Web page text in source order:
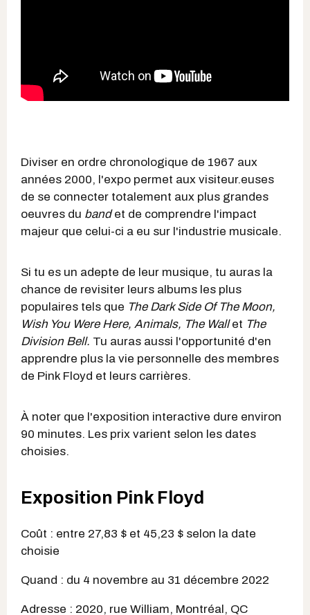
Diviser en ordre chronologique de 1967 aux
années 2000, l'expo permet aux visiteur.euses
de se connecter totalement aux plus grandes
oeuvres du bandet de comprendre l'impact
majeur que celui-ci a eu sur l'industrie musicale.
Si tu es un adepte de leur musique, tu auras la
chance de revisiter leurs albums les plus
populaires tels que The Dark Side Of The Moon,
Wish You Were Here, Animals, The Wallet The
Division Bell. Tu auras aussi l'opportunité d'en
apprendre plus la vie personnelle des membres
de Pink Floyd et leurs carrières.
À noter que l'exposition interactive dure environ
90 minutes. Les prix varient selon les dates
choisies.
Exposition Pink Floyd
Coût : entre 27,83 $ et 45,23 $ selon la date
choisie
Quand : du 4 novembre au 31 décembre 2022
Adresse : 2020, rue William, Montréal, QC